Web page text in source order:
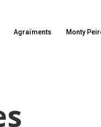
Agraïments Monty